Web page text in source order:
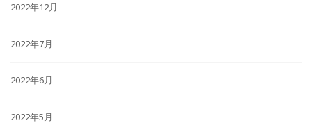
2022年12月
2022年7月
2022年6月
2022年5月